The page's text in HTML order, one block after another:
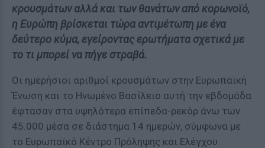
κρουσμάτων αλλά και των θανάτων από κορωνοϊό,
η Ευρώπη βρίσκεται τώρα αντιμέτωπη με ένα
δεύτερο κύμα, εγείροντας ερωτήματα σχετικά με
το τι μπορεί να πήγε στραβά.
Οι ημερήσιοι αριθμοί κρουσμάτων στην Ευρωπαϊκή
Ένωση και το Ηνωμένο Βασίλειο αυτή την εβδομάδα
έφτασαν στα υψηλότερα επίπεδα-ρεκόρ άνω των
45.000 μέσα σε διάστημα 14 ημερών, σύμφωνα με
το Ευρωπαϊκό Κέντρο Πρόληψης και Ελέγχου